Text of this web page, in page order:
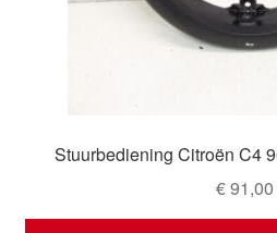
Stuurbediening Citroën C4
€91,00